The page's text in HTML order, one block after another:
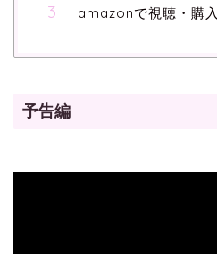
amazonで視聴・購入
予告編